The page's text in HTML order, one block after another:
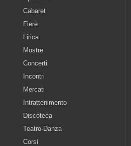
Cabaret
Fiere
Lirica
Mostre
Concerti
Incontri
Mercati
Intrattenimento
Discoteca
Teatro-Danza
Corsi